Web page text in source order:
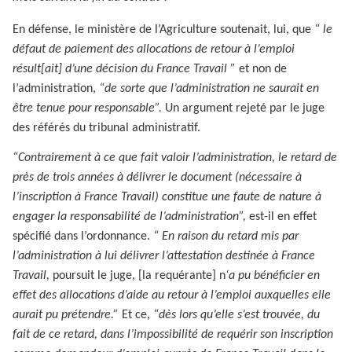
En défense, le ministère de l’Agriculture soutenait, lui, que “ le
défaut de paiement des allocations de retour à l’emploi
résult[ait] d’une décision du France Travail ” et non de
l’administration, “de sorte que l’administration ne saurait en
être tenue pour responsable”. Un argument rejeté par le juge
des référés du tribunal administratif.
“Contrairement à ce que fait valoir l’administration, le retard de
près de trois années à délivrer le document (nécessaire à
l’inscription à France Travail) constitue une faute de nature à
engager la responsabilité de l’administration”, est-il en effet
spécifié dans l’ordonnance. “ En raison du retard mis par
l’administration à lui délivrer l’attestation destinée à France
Travail, poursuit le juge, [la requérante] n‘a pu bénéficier en
effet des allocations d’aide au retour à l’emploi auxquelles elle
aurait pu prétendre.” Et ce, “dès lors qu’elle s’est trouvée, du
fait de ce retard, dans l’impossibilité de requérir son inscription